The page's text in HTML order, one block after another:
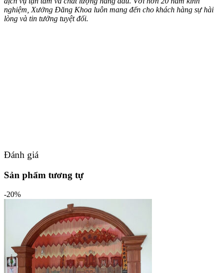
nghiệm, Xưởng Đăng Khoa luôn mang đến cho khách hàng sự hài
lòng và tin tưởng tuyệt đối.
Đánh giá
Sản phẩm tương tự
-20%